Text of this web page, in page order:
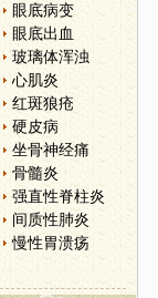
眼底病变
眼底出血
玻璃体浑浊
心肌炎
红斑狼疮
硬皮病
坐骨神经痛
骨髓炎
强直性脊柱炎
间质性肺炎
慢性胃溃疡